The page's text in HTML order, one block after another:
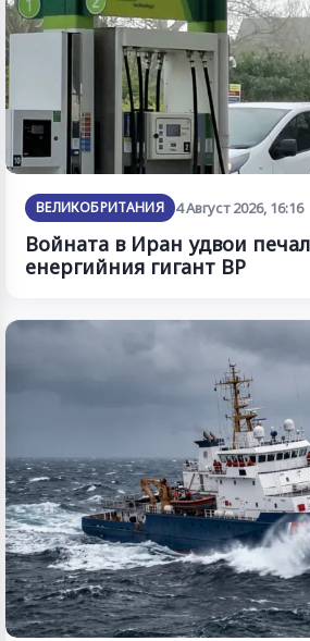
ВЕЛИКОБРИТАНИЯ 4 Август 2026, 16:16
Войната в Иран удвои
енергийния гигант BP